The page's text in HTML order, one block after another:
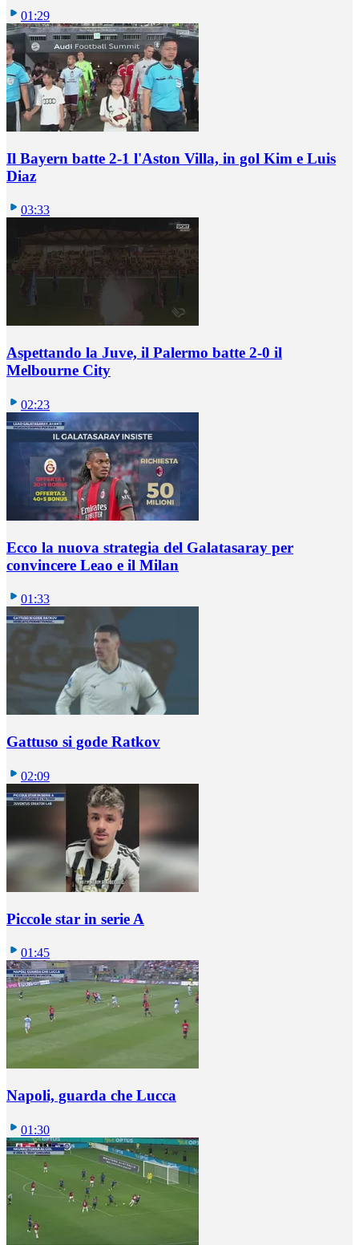
01:29
Il Bayern batte 2-1 l'Aston Villa, in gol Kim e Luis
Diaz
03:33
Aspettando la Juve, il Palermo batte 2-0 il
Melbourne City
02:23
Ecco la nuova strategia del Galatasaray per
convincere Leao e il Milan
01:33
Gattuso si gode Ratkov
02:09
Piccole star in serie A
01:45
Napoli, guarda che Lucca
01:30